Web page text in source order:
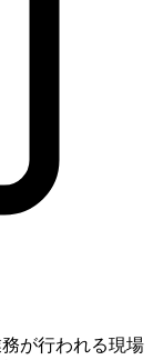
が行われる現場